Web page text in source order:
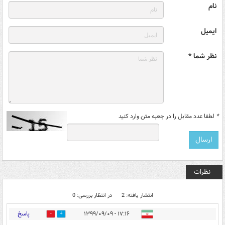
نام
ایمیل
نظر شما *
* لطفا عدد مقابل را در جعبه متن وارد کنید
نظرات
انتشار یافته: 2 در انتظار بررسی: 0
۱۷:۱۶ - ۱۳۹۹/۰۹/۰۹ 6 پاسخ